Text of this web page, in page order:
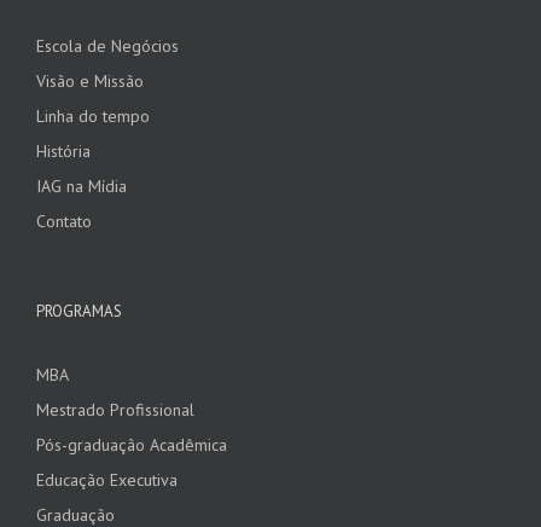
Escola de Negócios
Visão e Missão
Linha do tempo
História
IAG na Mídia
Contato
PROGRAMAS
MBA
Mestrado Profissional
Pós-graduação Acadêmica
Educação Executiva
Graduação